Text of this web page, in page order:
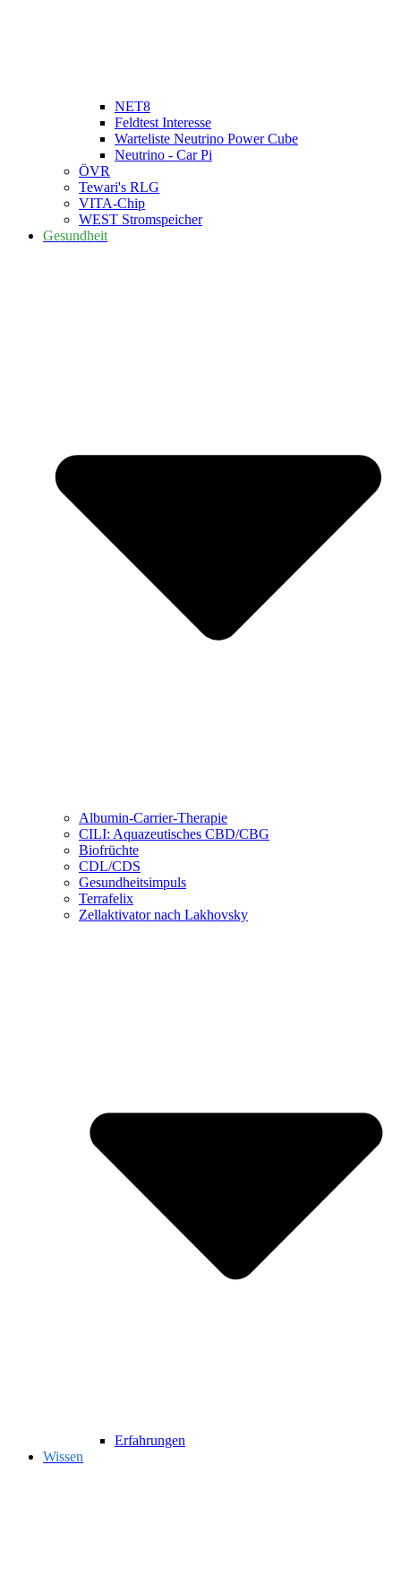
NET8
Feldtest Interesse
Warteliste Neutrino Power Cube
Neutrino - Car Pi
ÖVR
Tewari's RLG
VITA-Chip
WEST Stromspeicher
Gesundheit
Albumin-Carrier-Therapie
CILI: Aquazeutisches CBD/CBG
Biofrüchte
CDL/CDS
Gesundheitsimpuls
Terrafelix
Zellaktivator nach Lakhovsky
Erfahrungen
Wissen